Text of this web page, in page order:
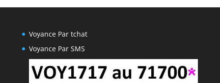
Voyance Par tchat
Voyance Par SMS